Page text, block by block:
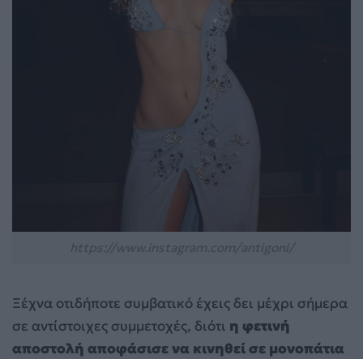
Ξέχνα οτιδήποτε συμβατικό έχεις δει μέχρι σήμερα
σε αντίστοιχες συμμετοχές, διότι η φετινή
αποστολή αποφάσισε να κινηθεί σε μονοπάτια